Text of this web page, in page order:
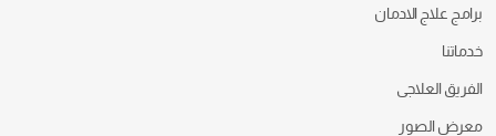
برامج علاج الادمان
خدماتنا
الفريق العلاجى
معرض الصور